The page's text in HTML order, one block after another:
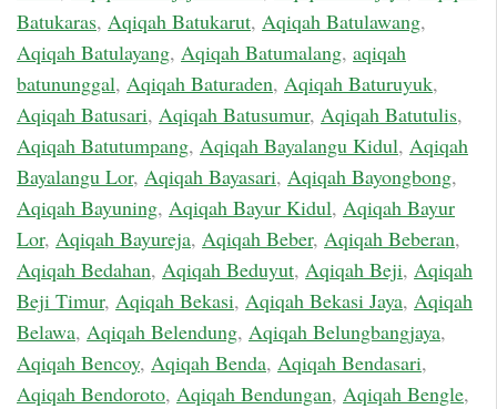
Batukaras, Aqiqah Batukarut, Aqiqah Batulawang,
Aqiqah Batulayang, Aqiqah Batumalang, aqiqah
batununggal, Aqiqah Baturaden, Aqiqah Baturuyuk,
Aqiqah Batusari, Aqiqah Batusumur, Aqiqah Batutulis,
Aqiqah Batutumpang, Aqiqah Bayalangu Kidul, Aqiqah
Bayalangu Lor, Aqiqah Bayasari, Aqiqah Bayongbong,
Aqiqah Bayuning, Aqiqah Bayur Kidul, Aqiqah Bayur
Lor, Aqiqah Bayureja, Aqiqah Beber, Aqiqah Beberan,
Aqiqah Bedahan, Aqiqah Beduyut, Aqiqah Beji, Aqiqah
Beji Timur, Aqiqah Bekasi, Aqiqah Bekasi Jaya, Aqiqah
Belawa, Aqiqah Belendung, Aqiqah Belungbangjaya,
Aqiqah Bencoy, Aqiqah Benda, Aqiqah Bendasari,
Aqiqah Bendoroto, Aqiqah Bendungan, Aqiqah Bengle,